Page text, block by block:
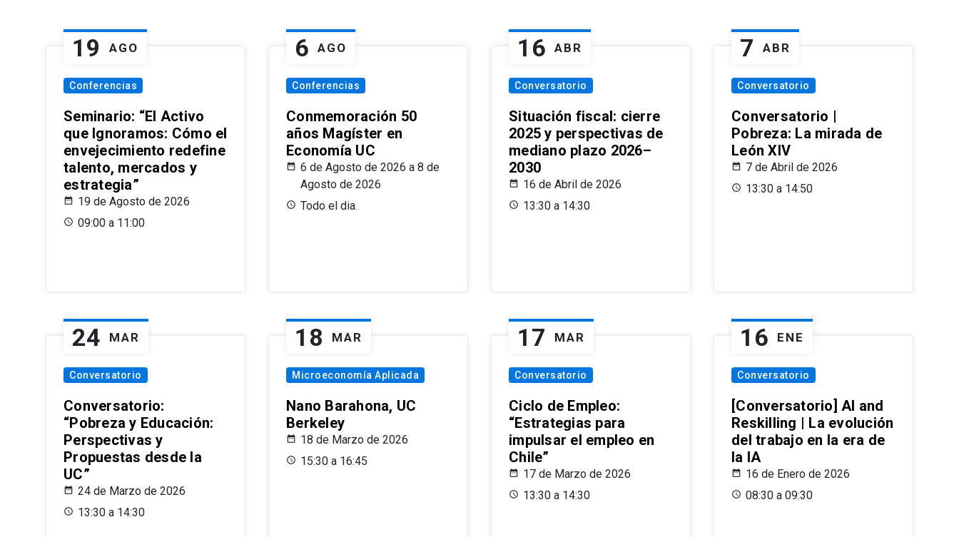
19 AGO
Conferencias
Seminario: “El Activo
que Ignoramos: Cómo el
envejecimiento redefine
talento, mercados y
estrategia”
19 de Agosto de 2026
09:00 a 11:00
6 AGO
Conferencias
Conmemoración 50
años Magíster en
Economía UC
6 de Agosto de 2026 a 8 de
Agosto de 2026
Todo el dia.
16 ABR
Conversatorio
Situación fiscal: cierre
2025 y perspectivas de
mediano plazo 2026–
2030
16 de Abril de 2026
13:30 a 14:30
7 ABR
Conversatorio
Conversatorio |
Pobreza: La mirada de
León XIV
7 de Abril de 2026
13:30 a 14:50
24 MAR
Conversatorio
Conversatorio:
“Pobreza y Educación:
Perspectivas y
Propuestas desde la
UC”
24 de Marzo de 2026
13:30 a 14:30
18 MAR
Microeconomía Aplicada
Nano Barahona, UC
Berkeley
18 de Marzo de 2026
15:30 a 16:45
17 MAR
Conversatorio
Ciclo de Empleo:
“Estrategias para
impulsar el empleo en
Chile”
17 de Marzo de 2026
13:30 a 14:30
16 ENE
Conversatorio
[Conversatorio] AI and
Reskilling | La evolución
del trabajo en la era de
la IA
16 de Enero de 2026
08:30 a 09:30